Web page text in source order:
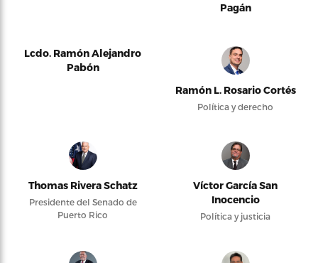
Pagán
Lcdo. Ramón Alejandro
Pabón
Ramón L. Rosario Cortés
Política y derecho
Thomas Rivera Schatz
Presidente del Senado de
Puerto Rico
Víctor García San
Inocencio
Política y justicia